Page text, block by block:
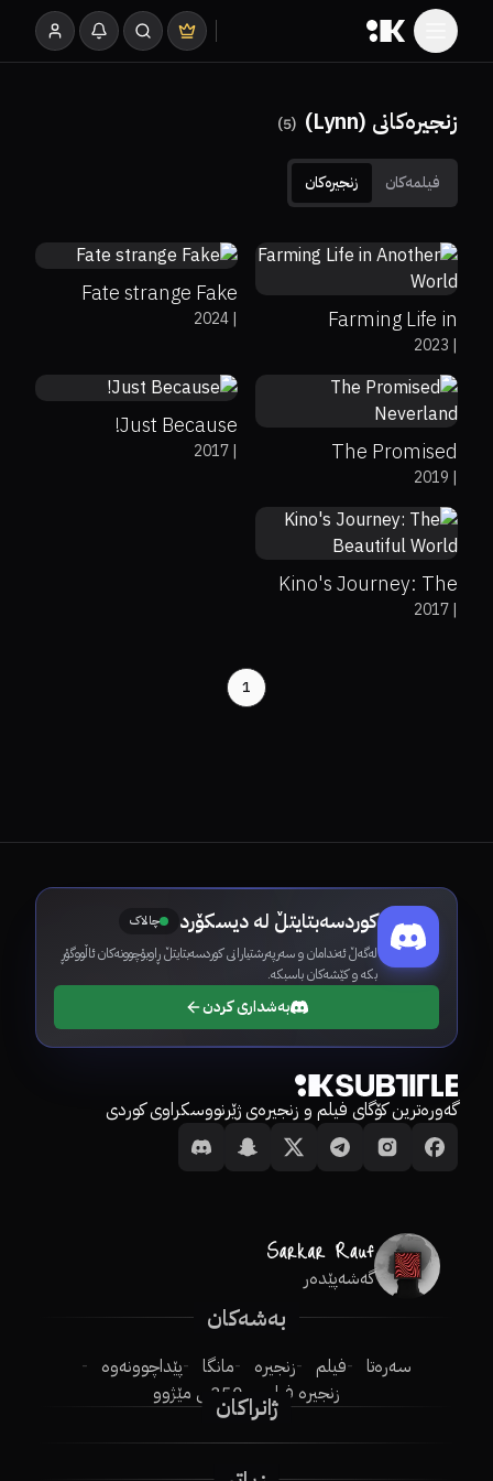
زنجیرەکانی (Lynn) (
5
)
فیلمەکان زنجیرەکان
7.3
0%
0%
Farming Life in
Another World|
2023
Fate strange Fake
|
2024
8.1
0%
0%
The Promised
Neverland|
2019
Just Because!
|
2017
7.2
Kino's Journey: The
Beautiful World|
2017
1
کوردسەبتایتڵ لە دیسکۆرد چالاک
لەگەڵ ئەندامان و سەرپەرشتیارانی کوردسەبتایتڵ ڕاوبۆچوونەکان ئاڵووگۆڕ
بکە و کێشەکان باسبکە.
بەشداری کردن
گەورەترین کۆگای فیلم و زنجیرەی ژێرنووسکراوی کوردی
گەشەپێدەر
بەشەکان
سەرەتا فیلم زنجیرە مانگا
پێداچوونەوە
زنجیرە فیلم
250ـی مێژوو
ژانراکان